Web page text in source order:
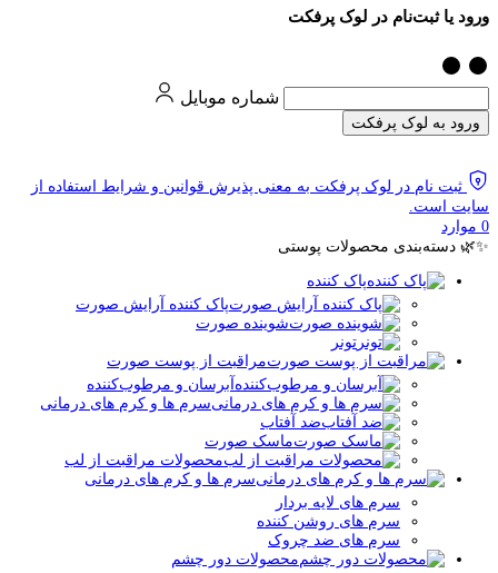
ورود یا ثبت‌نام در لوک پرفکت
شماره موبایل
ورود به لوک پرفکت
ثبت نام در لوک پرفکت به معنی پذیرش قوانین و شرایط استفاده از
سایت است.
0 موارد
✨🌿 دسته‌بندی محصولات پوستی
پاک کننده
پاک کننده آرایش صورت
شوینده صورت
تونر
مراقبت از پوست صورت
آبرسان و مرطوب‌کننده
سرم ها و کرم های درمانی
ضد آفتاب
ماسک صورت
محصولات مراقبت از لب
سرم ها و کرم های درمانی
سرم های لایه بردار
سرم های روشن کننده
سرم های ضد چروک
محصولات دور چشم